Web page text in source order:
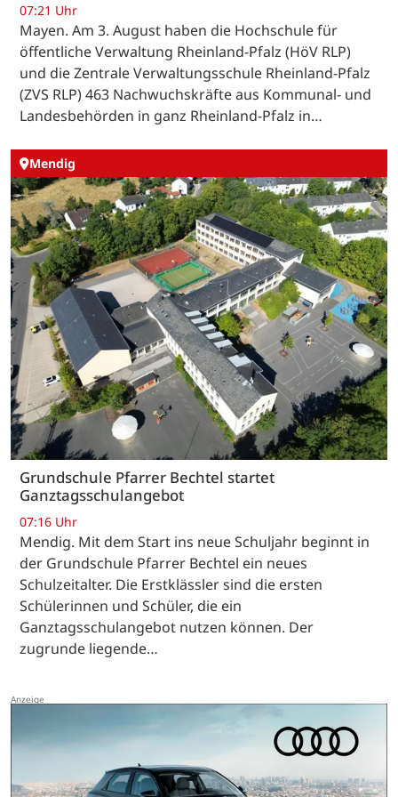
07:21 Uhr
Mayen. Am 3. August haben die Hochschule für
öffentliche Verwaltung Rheinland-Pfalz (HöV RLP)
und die Zentrale Verwaltungsschule Rheinland-Pfalz
(ZVS RLP) 463 Nachwuchskräfte aus Kommunal- und
Landesbehörden in ganz Rheinland-Pfalz in…
Mendig
Grundschule Pfarrer Bechtel startet
Ganztagsschulangebot
07:16 Uhr
Mendig. Mit dem Start ins neue Schuljahr beginnt in
der Grundschule Pfarrer Bechtel ein neues
Schulzeitalter. Die Erstklässler sind die ersten
Schülerinnen und Schüler, die ein
Ganztagsschulangebot nutzen können. Der
zugrunde liegende…